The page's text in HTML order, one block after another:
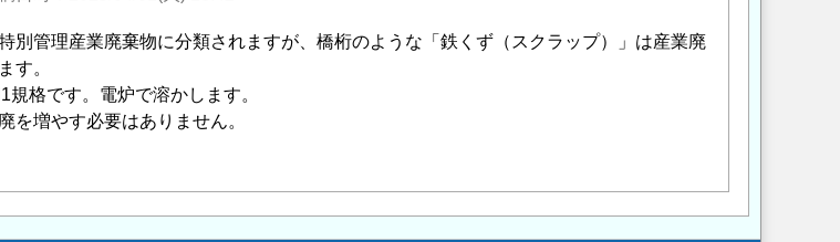
別管理産業廃棄物に分類されますが、橋桁のような「鉄くず（スクラップ）」は産業廃
す。
規格です。電炉で溶かします。
を増やす必要はありません。